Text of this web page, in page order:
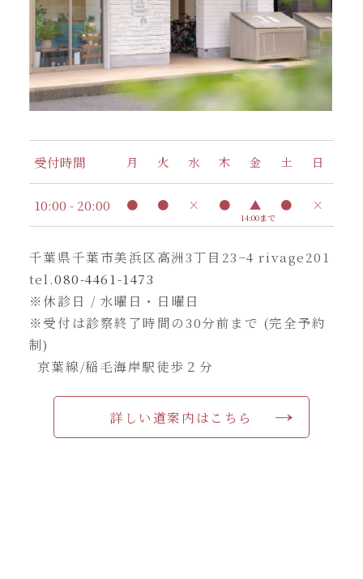
受付時間 月 火 水 木 金 土 日
10:00 - 20:00 ● ● × ● ▲
14:00まで
● ×
千葉県千葉市美浜区高洲3丁目23−4 rivage201
tel.080-4461-1473
※休診日 / 水曜日・日曜日
※受付は診察終了時間の30分前まで (完全予約
制)
京葉線/稲毛海岸駅徒歩２分
詳しい道案内はこちら